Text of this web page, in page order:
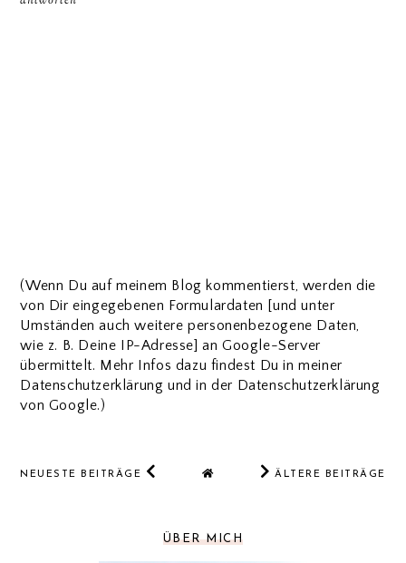
(Wenn Du auf meinem Blog kommentierst, werden die
von Dir eingegebenen Formulardaten [und unter
Umständen auch weitere personenbezogene Daten,
wie z. B. Deine IP-Adresse] an Google-Server
übermittelt. Mehr Infos dazu findest Du in meiner
Datenschutzerklärung und in der Datenschutzerklärung
von Google.)
NEUESTE BEITRÄGE ÄLTERE BEITRÄGE
ÜBER MICH